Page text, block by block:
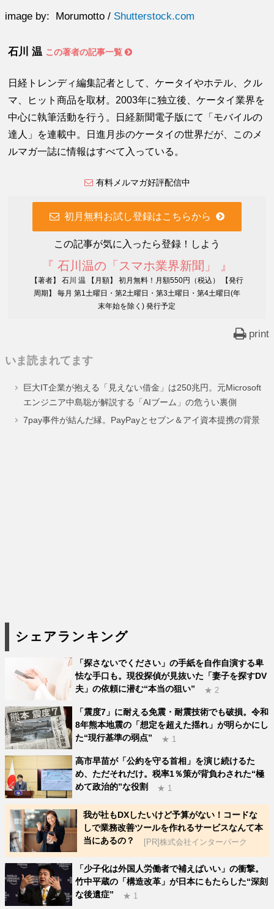
image by: Morumotto / Shutterstock.com
石川 温 この著者の記事一覧
日経トレンディ編集記者として、ケータイやホテル、クル
マ、ヒット商品を取材。2003年に独立後、ケータイ業界を
中心に執筆活動を行う。日経新聞電子版にて「モバイルの
達人」を連載中。日進月歩のケータイの世界だが、このメ
ルマガ一誌に情報はすべて入っている。
有料メルマガ好評配信中
初月無料お試し登録はこちらから
この記事が気に入ったら登録！しよう
『 石川温の「スマホ業界新聞」 』
【著者】 石川 温 【月額】 初月無料！月額550円（税込） 【発行
周期】 毎月 第1土曜日・第2土曜日・第3土曜日・第4土曜日(年
末年始を除く) 発行予定
print
いま読まれてます
巨大IT企業が抱える「見えない借金」は250兆円。元Microsoft
エンジニア中島聡が解説する「AIブーム」の危うい裏側
7pay事件が結んだ縁。PayPayとセブン＆アイ資本提携の背景
シェアランキング
「探さないでください」の手紙を自作自演する卑
怯な手口も。現役探偵が見抜いた「妻子を探すDV
夫」の依頼に潜む“本当の狙い”
★ 2
「震度7」に耐える免震・耐震技術でも破損。令和
8年熊本地震の「想定を超えた揺れ」が明らかにし
た“現行基準の弱点”
★ 1
高市早苗が「公約を守る首相」を演じ続けるた
め、ただそれだけ。税率1％策が背負わされた“極
めて政治的”な役割
★ 1
我が社もDXしたいけど予算がない！コードな
しで業務改善ツールを作れるサービスなんて本
当にあるの？
[PR]株式会社インターパーク
「少子化は外国人労働者で補えばいい」の衝撃。
竹中平蔵の「構造改革」が日本にもたらした“深刻
な後遺症”
★ 1